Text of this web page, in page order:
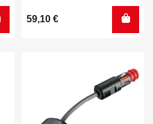
59,10 €